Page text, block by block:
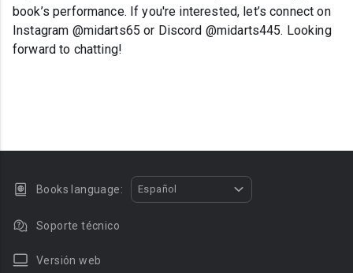
book’s performance. If you're interested, let’s connect on
Instagram @midarts65 or Discord @midarts445. Looking
forward to chatting!
Books language: Español
Soporte técnico
Versión web